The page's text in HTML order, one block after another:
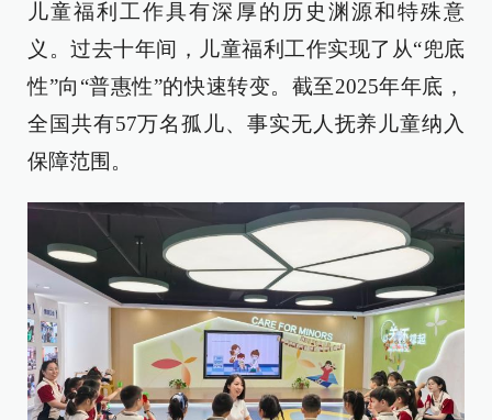
儿童福利工作具有深厚的历史渊源和特殊意
义。过去十年间，儿童福利工作实现了从“兜底
性”向“普惠性”的快速转变。截至2025年年底，
全国共有57万名孤儿、事实无人抚养儿童纳入
保障范围。